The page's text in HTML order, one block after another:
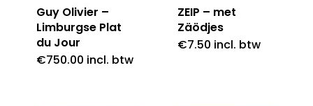
Guy Olivier –
Limburgse Plat
du Jour
€750.00 incl. btw
ZEIP – met
Zäödjes
€7.50 incl. btw